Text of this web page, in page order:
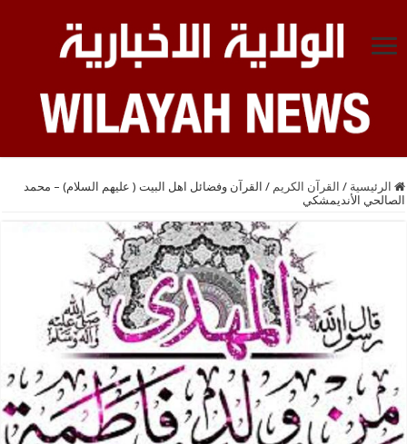
الرئيسية / القرآن الكريم / القرآن وفضائل اهل البيت ( عليهم السلام) – محمد
الصالحي الأنديمشكي